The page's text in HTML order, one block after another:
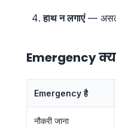
हाथ न लगाएं—
Emergency
Emergency है
नौकरी जाना